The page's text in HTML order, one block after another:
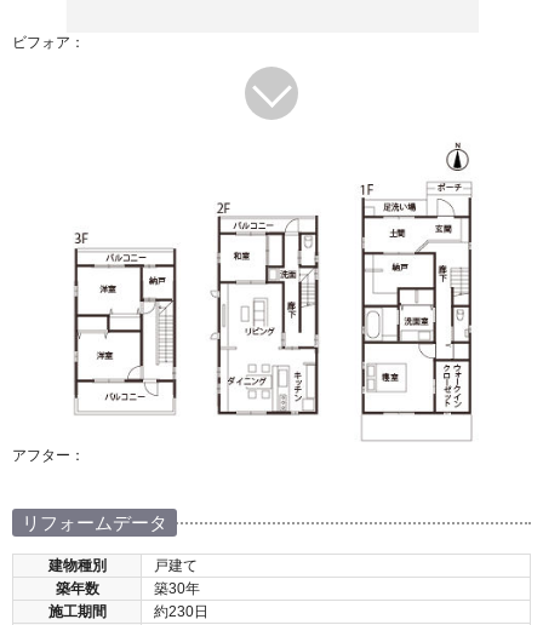
ビフォア：
アフター：
リフォームデータ
建物種別
戸建て
築年数
築30年
施工期間
約230日